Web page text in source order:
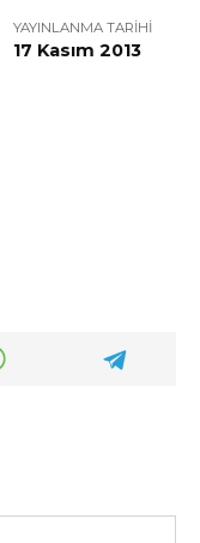
YAYINLANMA TARIHI
17 Kasım 2013